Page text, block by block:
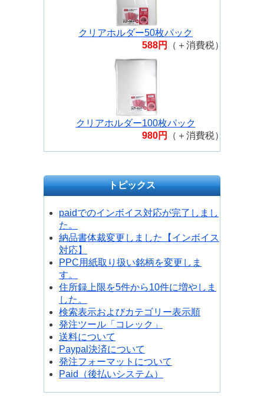
クリアホルダー50枚パック
588円
（＋消費税）
クリアホルダー100枚パック
980円
（＋消費税）
トピックス
paidでのインボイス対応が完了しまし
た。
納品書体裁変更しました【インボイス
対応】
PPC用紙取り扱い銘柄を変更しま
す。
住所録上限を5件から10件に増やしま
した。
検索表示およびカテゴリー表示順
発注ツール「コレック」
送料について
Paypal決済について
発注フォーマットについて
Paid（後払いシステム）